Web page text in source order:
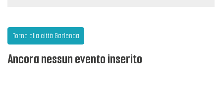
Torna alla città Garlenda
Ancora nessun evento inserito